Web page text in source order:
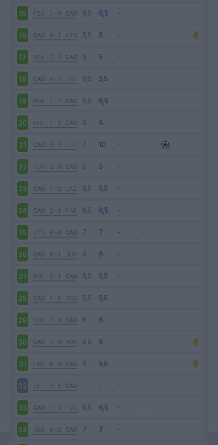
15 FIO 1-0 CAG
16 CAG 0-1 ATA
17 VEN 2-1 CAG
18 CAG 0-3 INT
19 MON 1-2 CAG
20 MIL 1-1 CAG
21 CAG 4-1 LEC
22 TOR 2-0 CAG
23 CAG 1-2 LAZ
24 CAG 2-1 PAR
25 ATA 0-0 CAG
26 CAG 0-1 JUV
27 BOL 2-1 CAG
28 CAG 1-1 GEN
29 ROM 1-0 CAG
30 CAG 3-0 MON
31 EMP 0-0 CAG
32 INT 3-1 CAG
33 CAG 1-2 FIO
34 VER 0-2 CAG